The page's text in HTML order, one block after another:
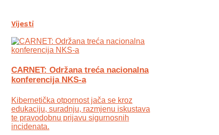
Vijesti
CARNET: Održana treća nacionalna
konferencija NKS-a
Kibernetička otpornost jača se kroz
edukaciju, suradnju, razmjenu iskustava
te pravodobnu prijavu sigurnosnih
incidenata.